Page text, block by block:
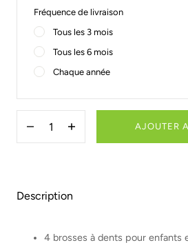
Fréquence de livraison
Tous les 3 mois
Tous les 6 mois
Chaque année
Diminuer
la
4
brosses
enfant
Augmenter
la
4
enfant
AJOUTER
Description
4 brosses à dents pour enfants